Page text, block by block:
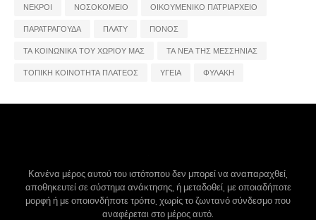
ΝΕΚΡΟΙ
ΝΟΣΟΚΟΜΕΙΟ
ΟΙΚΟΥΜΕΝΙΚΟ ΠΑΤΡΙΑΡΧΕΙΟ
ΠΑΡΑΤΡΑΓΟΥΔΑ
ΠΛΑΤΥ
ΠΟΝΟΣ
ΤΑ ΚΟΙΝΩΝΙΚΑ ΤΟΥ ΧΩΡΙΟΥ ΜΑΣ
ΤΑ ΝΕΑ ΤΗΣ ΜΕΣΣΗΝΙΑΣ
ΤΟΠΙΚΗ ΚΟΙΝΟΤΗΤΑ ΠΛΑΤΕΟΣ
ΥΓΕΙΑ ΦΥΛΑΚΗ
Κανένα μέρος αυτού του ιστότοπου δεν μπορεί να αναπαραχθεί,
αποθηκευτεί σε σύστημα ανάκτησης, ή μεταδοθεί, με οποιαδήποτε
μορφή ή με οποιονδήποτε τρόπο, χωρίς το ζωντανό σύνδεσμο που
αναφέρεται στο μέρος αυτό.